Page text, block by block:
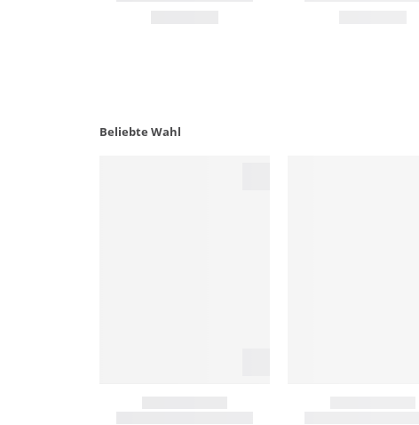
Beliebte Wahl